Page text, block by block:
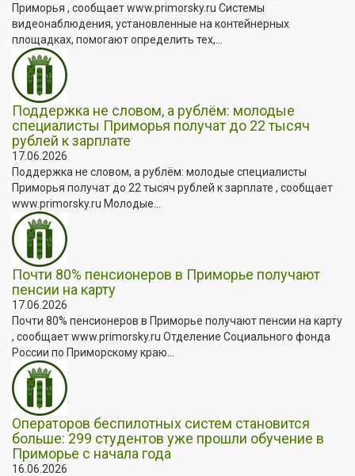
Приморья , сообщает www.primorsky.ru Системы
видеонаблюдения, установленные на контейнерных
площадках, помогают определить тех,...
Поддержка не словом, а рублём: молодые
специалисты Приморья получат до 22 тысяч
рублей к зарплате
17.06.2026
Поддержка не словом, а рублём: молодые специалисты
Приморья получат до 22 тысяч рублей к зарплате , сообщает
www.primorsky.ru Молодые...
Почти 80% пенсионеров в Приморье получают
пенсии на карту
17.06.2026
Почти 80% пенсионеров в Приморье получают пенсии на карту
, сообщает www.primorsky.ru Отделение Социального фонда
России по Приморскому краю...
Операторов беспилотных систем становится
больше: 299 студентов уже прошли обучение в
Приморье с начала года
16.06.2026